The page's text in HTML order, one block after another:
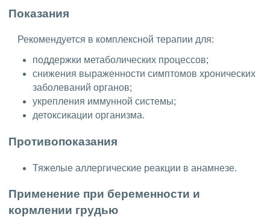
Показания
Рекомендуется в комплексной терапии для:
поддержки метаболических процессов;
снижения выраженности симптомов хронических
заболеваний органов;
укрепления иммунной системы;
детоксикации организма.
Противопоказания
Тяжелые аллергические реакции в анамнезе.
Применение при беременности и
кормлении грудью